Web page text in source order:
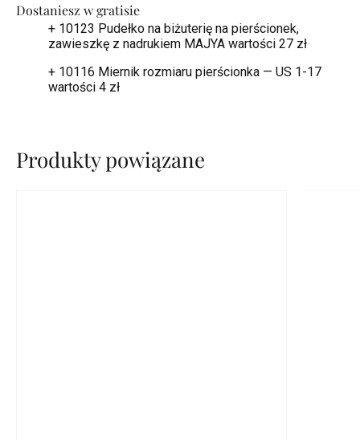
Dostaniesz w gratisie
+ 10123 Pudełko na biżuterię na pierścionek,
zawieszkę z nadrukiem MAJYA wartości 27 zł
+ 10116 Miernik rozmiaru pierścionka — US 1-17
wartości 4 zł
Produkty powiązane